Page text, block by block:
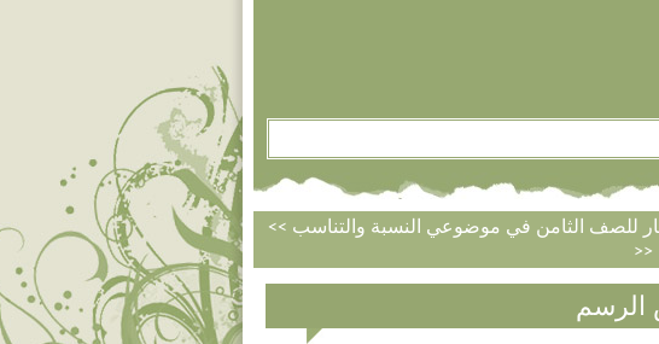
للصف الثامن في موضوعي النسبة والتناسب
>>
الرسم